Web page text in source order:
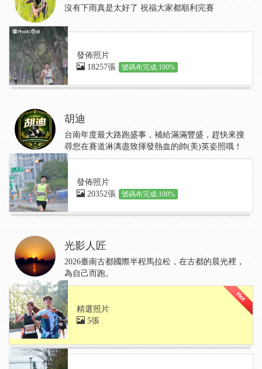
沒有下雨真是太好了 祝福大家都順利完賽
發佈照片
18257張
號碼布完成:100%
胡迪
台南年度最大路跑盛事，補給滿滿豐盛，趕快來搜
尋您在賽道淋漓盡致揮發熱血的帥(美)英姿照哦！
發佈照片
20352張
號碼布完成:100%
光影人匠
2026臺南古都國際半程馬拉松，在古都的晨光裡，
為自己而跑。
精選照片
5張